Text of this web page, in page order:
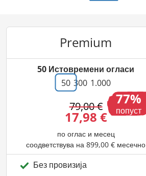
Premium
50 Истовремени огласи
50 300 1.000
79,00 € 77
попуст
17,98 €
по оглас и месец
соодветствува на 899,00 € месечно
Без провизија